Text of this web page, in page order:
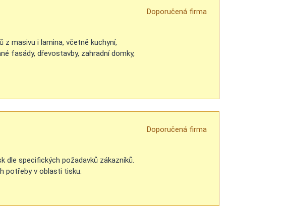
masivu i lamina, včetně kuchyní,
fasády, dřevostavby, zahradní domky,
Doporučená firma
dle specifických požadavků zákazníků.
potřeby v oblasti tisku.
Doporučená firma